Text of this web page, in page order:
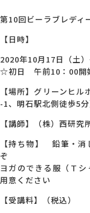
第10回ビーラブレディ
【日時】
2020年10月17日（土）
☆初日 午前10：00
【場所】グリーンヒ
-1、明石駅北側徒歩5分
【講師】（株）西研
【持ち物】 鉛筆・消
ぞ
ヨガのできる服（Ｔ
用意ください
【受講料】（税込）